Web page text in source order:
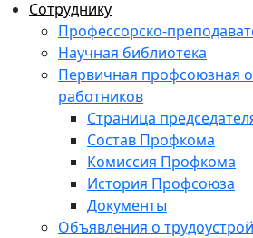
Сотруднику
Профессорско-
Научная библиотека
Первичная профсоюзная
работников
Страница
Состав Профкома
Комиссия Профкома
История Профсоюза
Документы
Объявления о